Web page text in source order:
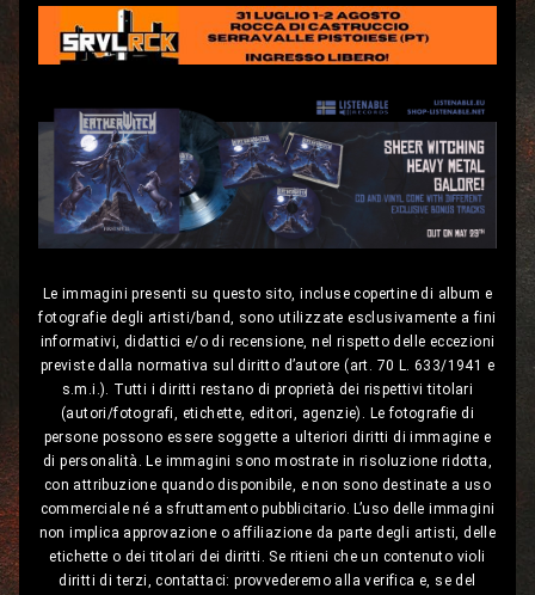
Le immagini presenti su questo sito, incluse copertine di album e
fotografie degli artisti/band, sono utilizzate esclusivamente a fini
informativi, didattici e/o di recensione, nel rispetto delle eccezioni
previste dalla normativa sul diritto d’autore (art. 70 L. 633/1941 e
s.m.i.). Tutti i diritti restano di proprietà dei rispettivi titolari
(autori/fotografi, etichette, editori, agenzie). Le fotografie di
persone possono essere soggette a ulteriori diritti di immagine e
di personalità. Le immagini sono mostrate in risoluzione ridotta,
con attribuzione quando disponibile, e non sono destinate a uso
commerciale né a sfruttamento pubblicitario. L’uso delle immagini
non implica approvazione o affiliazione da parte degli artisti, delle
etichette o dei titolari dei diritti. Se ritieni che un contenuto violi
diritti di terzi, contattaci: provvederemo alla verifica e, se del